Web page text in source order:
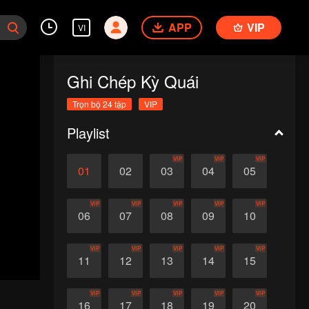
VI APP VIP
Ghi Chép Kỳ Quái
Trọn bộ 24 tập VIP
Playlist
01 02 03
VIP
04
VIP
05
VIP
06
VIP
07
VIP
08
VIP
09
VIP
10
VIP
11
VIP
12
VIP
13
VIP
14
VIP
15
VIP
16
VIP
17
VIP
18
VIP
19
VIP
20
VIP